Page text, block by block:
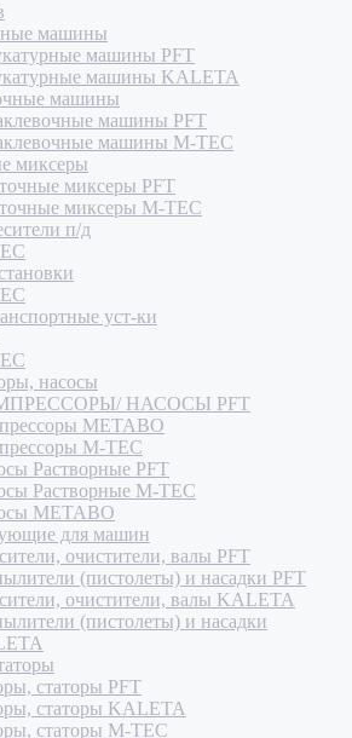
машины
машины PFT
машины KALETA
машины
машины PFT
машины M-TEC
миксеры
миксеры PFT
миксеры M-TEC
п/д
уст-ки
насосы
НАСОСЫ PFT
METABO
M-TEC
Растворные PFT
Растворные M-TEC
METABO
для машин
очистители, валы PFT
(пистолеты) и насадки PFT
очистители, валы KALETA
(пистолеты) и насадки
статоры PFT
статоры KALETA
статоры M-TEC